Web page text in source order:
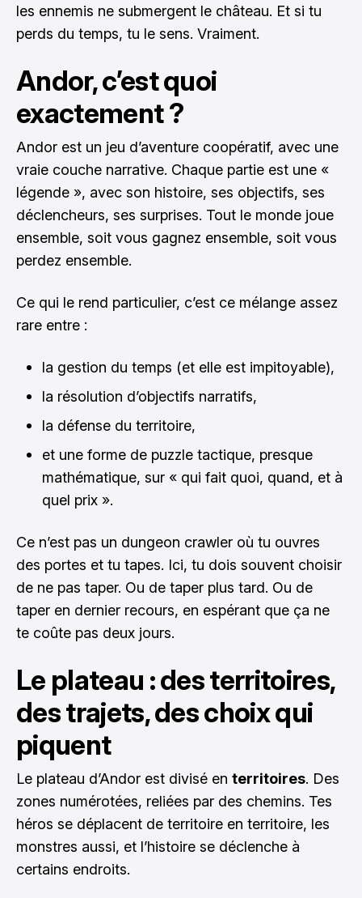
les ennemis ne submergent le château. Et si tu
perds du temps, tu le sens. Vraiment.
Andor, c’est quoi
exactement ?
Andor est un jeu d’aventure coopératif, avec une
vraie couche narrative. Chaque partie est une «
légende », avec son histoire, ses objectifs, ses
déclencheurs, ses surprises. Tout le monde joue
ensemble, soit vous gagnez ensemble, soit vous
perdez ensemble.
Ce qui le rend particulier, c’est ce mélange assez
rare entre :
la gestion du temps (et elle est impitoyable),
la résolution d’objectifs narratifs,
la défense du territoire,
et une forme de puzzle tactique, presque
mathématique, sur « qui fait quoi, quand, et à
quel prix ».
Ce n’est pas un dungeon crawler où tu ouvres
des portes et tu tapes. Ici, tu dois souvent choisir
de ne pas taper. Ou de taper plus tard. Ou de
taper en dernier recours, en espérant que ça ne
te coûte pas deux jours.
Le plateau : des territoires,
des trajets, des choix qui
piquent
Le plateau d’Andor est divisé en territoires. Des
zones numérotées, reliées par des chemins. Tes
héros se déplacent de territoire en territoire, les
monstres aussi, et l’histoire se déclenche à
certains endroits.